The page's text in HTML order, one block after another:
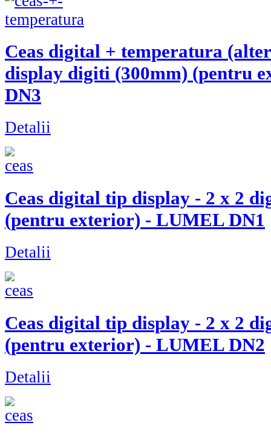
Ceas digital + temperatura
display digiti (300mm) (pentru
DN3
Detalii
Ceas digital tip display - 2 x 2
(pentru exterior) - LUMEL DN1
Detalii
Ceas digital tip display - 2 x 2
(pentru exterior) - LUMEL DN2
Detalii